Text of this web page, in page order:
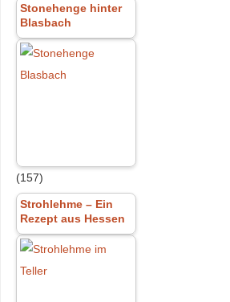
Stonehenge hinter
Blasbach
(157)
Strohlehme – Ein
Rezept aus Hessen